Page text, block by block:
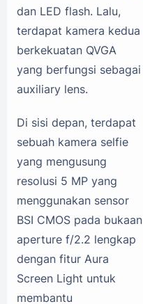
dan LED flash. Lalu,
terdapat kamera kedua
berkekuatan QVGA
yang berfungsi sebagai
auxiliary lens.
Di sisi depan, terdapat
sebuah kamera selfie
yang mengusung
resolusi 5 MP yang
menggunakan sensor
BSI CMOS pada bukaan
aperture f/2.2 lengkap
dengan fitur Aura
Screen Light untuk
membantu